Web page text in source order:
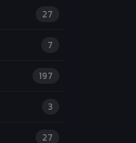
27
7
197
3
27